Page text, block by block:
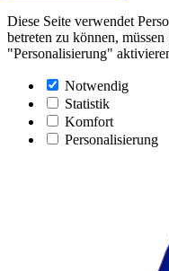
Diese Seite verwendet
betreten zu können,
"Personalisierung"
Notwendig
Statistik
Komfort
Personalisierung